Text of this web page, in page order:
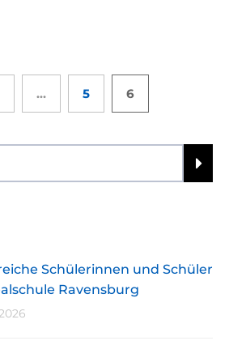
… 5 6
Schülerinnen und Schüler
Ravensburg